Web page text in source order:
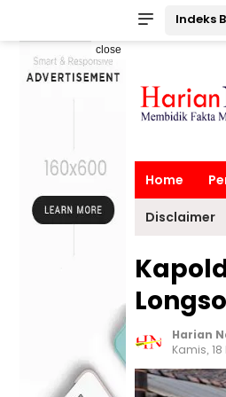
Indeks
close
Home
Disclaimer
Harian
Kamis, 18